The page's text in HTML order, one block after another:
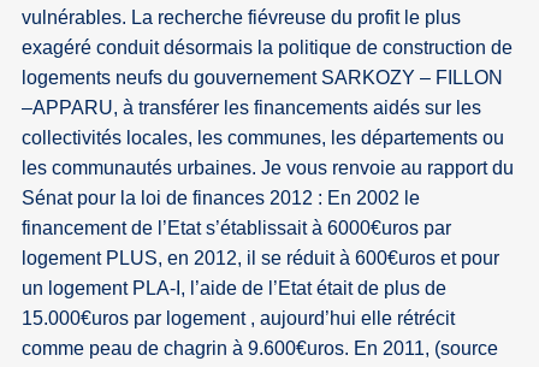
vulnérables. La recherche fiévreuse du profit le plus
exagéré conduit désormais la politique de construction de
logements neufs du gouvernement SARKOZY – FILLON
–APPARU, à transférer les financements aidés sur les
collectivités locales, les communes, les départements ou
les communautés urbaines. Je vous renvoie au rapport du
Sénat pour la loi de finances 2012 : En 2002 le
financement de l’Etat s’établissait à 6000€uros par
logement PLUS, en 2012, il se réduit à 600€uros et pour
un logement PLA-I, l’aide de l’Etat était de plus de
15.000€uros par logement , aujourd’hui elle rétrécit
comme peau de chagrin à 9.600€uros. En 2011, (source